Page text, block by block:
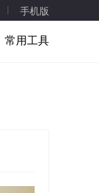
手机版
常用工具